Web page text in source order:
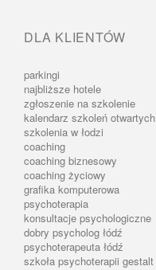
DLA KLIENTÓW
parkingi
najbliższe hotele
zgłoszenie na szkolenie
kalendarz szkoleń otwartych
szkolenia w łodzi
coaching
coaching biznesowy
coaching życiowy
grafika komputerowa
psychoterapia
konsultacje psychologiczne
dobry psycholog łódź
psychoterapeuta łódź
szkoła psychoterapii gestalt